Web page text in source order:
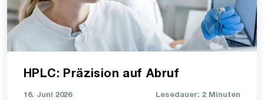
HPLC: Präzision auf Abruf
16. Juni 2026 Lesedauer: 2 Minuten